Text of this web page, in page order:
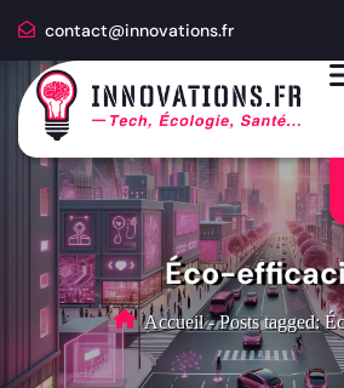
contact@innovations.fr
Éco-
Accueil - Posts tagged: